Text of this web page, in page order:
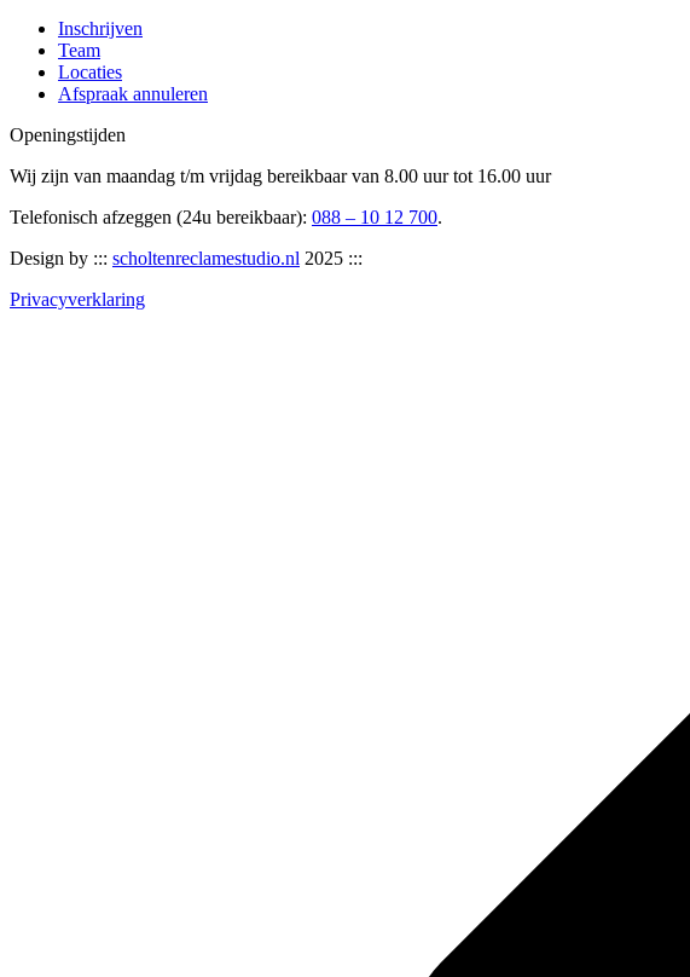
Inschrijven
Team
Locaties
Afspraak annuleren
Openingstijden
Wij zijn van maandag t/m vrijdag bereikbaar van 8.00 uur tot 16.00 uur
Telefonisch afzeggen (24u bereikbaar): 088 – 10 12 700.
Design by ::: scholtenreclamestudio.nl 2025 :::
Privacyverklaring